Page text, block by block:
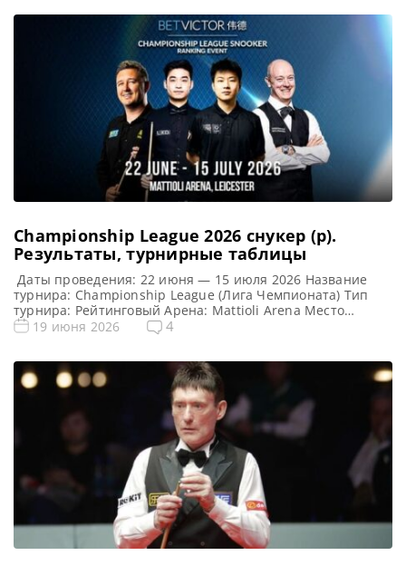
для улучшения своей снукерной карьеры в предстоящем
Championship League 2026 снукер (р).
Результаты, турнирные таблицы
Даты проведения: 22 июня — 15 июля 2026 Название
турнира: Championship League (Лига Чемпионата) Тип
турнира: Рейтинговый Арена: Mattioli Arena Место
проведения (населенный пункт, город, страна): Лестер,
Формат Лиги Чемпионов 2026 (рейтинговый) Подробный
формат Championship League Турнир разделен на три
19 июня 2026 4